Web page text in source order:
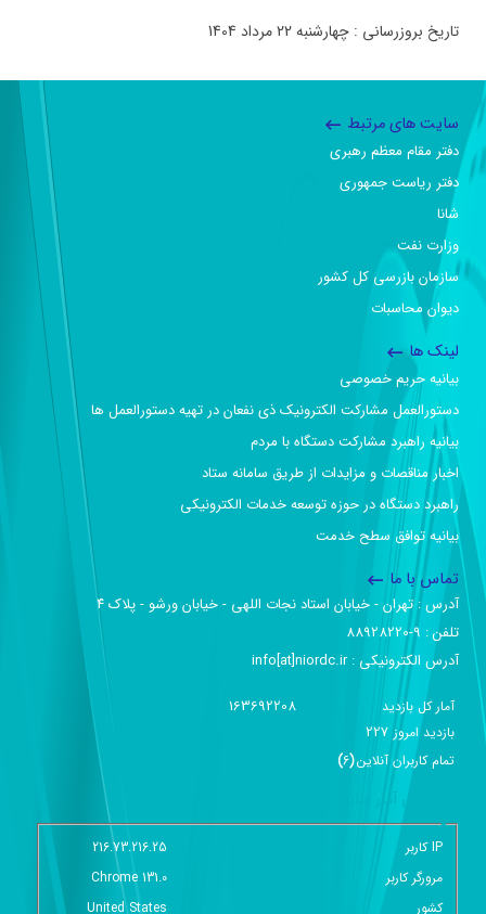
تاریخ بروزرسانی : چهارشنبه 22 مرداد 1404
سایت های مرتبط
دفتر مقام معظم رهبری
دفتر ریاست جمهوری
شانا
وزارت نفت
سازمان بازرسی کل کشور
دیوان محاسبات
لینک ها
بیانیه حریم خصوصی
دستورالعمل مشارکت الکترونیک ذی نفعان در تهیه دستورالعمل ها
بیانیه راهبرد مشارکت دستگاه با مردم
اخبار مناقصات و مزایدات از طریق سامانه ستاد
راهبرد دستگاه در حوزه توسعه خدمات الکترونیکی
بیانیه توافق سطح خدمت
تماس با ما
آدرس :‌ تهران - خیابان استاد نجات اللهی - خیابان ورشو - پلاک ۴
تلفن :‌ 9-88928220
آدرس الکترونیکی :‌ info[at]niordc.ir
آمار کل بازدید 163692208
بازديد امروز 227
تمام کاربران آنلاين(
6
)
گزارش آمار سایت - خلاصه
IP کاربر
216.73.216.25
مرورگر کاربر
Chrome 131.0
کشور
United States